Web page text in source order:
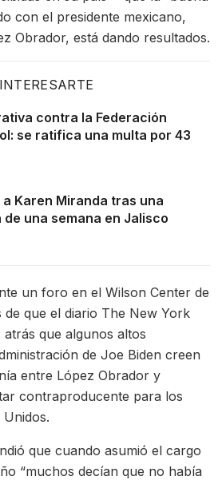
con el presidente mexicano,
Obrador, está dando resultados.
contra la Federación
se ratifica una multa por 43
Karen Miranda tras una
una semana en Jalisco
un foro en el Wilson Center de
de que el diario The New York
que algunos altos
de Joe Biden creen
entre López Obrador y
contraproducente para los
Unidos.
que cuando asumió el cargo
“muchos decían que no había